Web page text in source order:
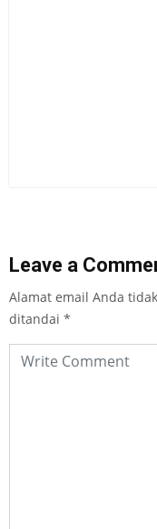
Leave a
Alamat email Anda
ditandai *